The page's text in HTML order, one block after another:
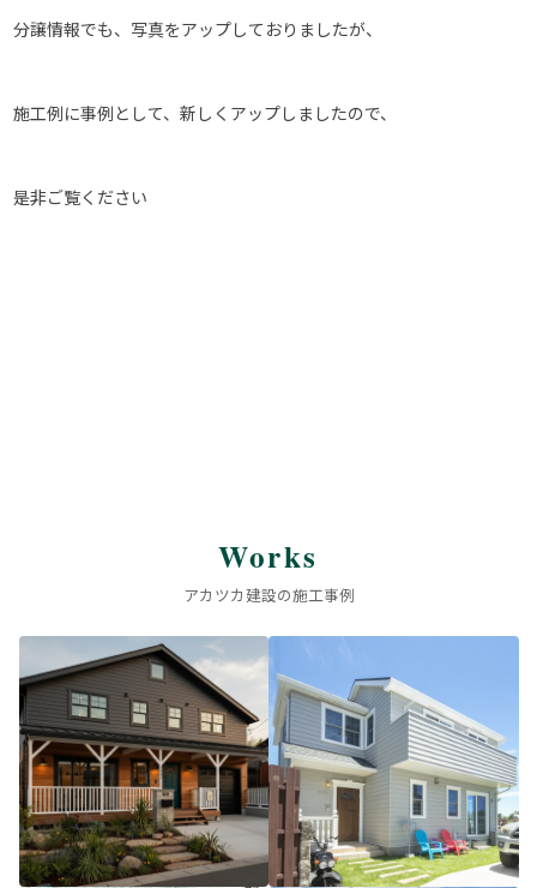
分譲情報でも、写真をアップしておりましたが、
施工例に事例として、新しくアップしましたので、
是非ご覧ください
Works
アカツカ建設の施工事例